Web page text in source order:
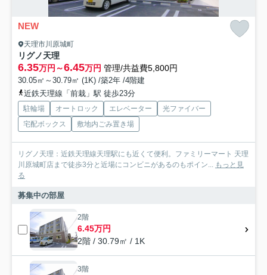
NEW
天理市川原城町
リグノ天理
6.35万円～6.45万円 管理/共益費5,800円
30.05㎡～30.79㎡ (1K) /築2年 /4階建
近鉄天理線「前栽」駅 徒歩23分
駐輪場 オートロック エレベーター
光ファイバー
宅配ボックス
敷地内ごみ置き場
リグノ天理：近鉄天理線天理駅にも近くて便利。ファミリーマート 天理
川原城町店まで徒歩3分と近場にコンビニがあるのもポイン... もっと見
る
募集中の部屋
2階
6.45万円
2階 / 30.79㎡ / 1K
3階